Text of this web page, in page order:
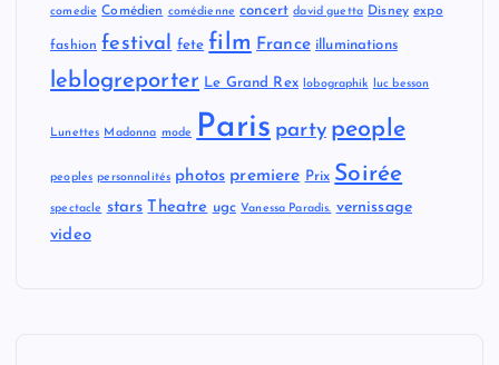
comedie Comédien comédienne concert david guetta Disney expo
fashion festival fete film France illuminations
leblogreporter Le Grand Rex lobographik luc besson
Lunettes Madonna mode Paris party people
peoples personnalités photos premiere Prix Soirée
spectacle stars Theatre ugc Vanessa Paradis. vernissage
video